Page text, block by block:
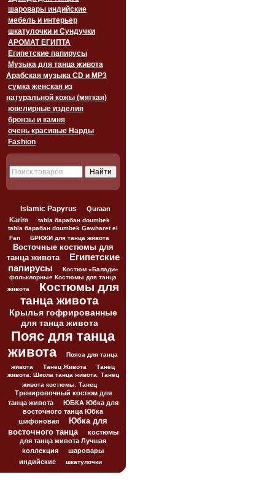
шаровары индийские
мебель и интерьер
шкатулочки и Сундучки
АРОМАТ ЕГИПТА
Египетские папирусы
Музыка для танца живота
Арабская музыка CD и MP3
сумка женская из
натуральной кожы (мягкая)
ювелирные изделия
бронзы и камня
очень красивые Нарды
Fashion
Islamic Papyrus
Quraan
Karim
tabla барабан doumbek
tabla барабан doumbek Gawharet el
Fan
БРЮКИ для танца живота
Восточные костюмы для
танца живота
Египетские
папирусы
Костюм «Балади»
фольклорные Костюмы для танца
живота
Костюмы для
танца живота
Крылья гофрированные
для танца живота
Пояс для танца
живота
Пояса для танца
живота
Танец Живота
Танец
живота. Школа танца живота. Танец
живота костюмы. Танец
Тренировочный костюм для
танца живота
ЮБКА Юбка для
восточного танца Юбка
шифоновая
Юбка для
восточного танца
костюмы
для танца живота Лучшая
коллекция
шаровары
индийские
шкатулочки